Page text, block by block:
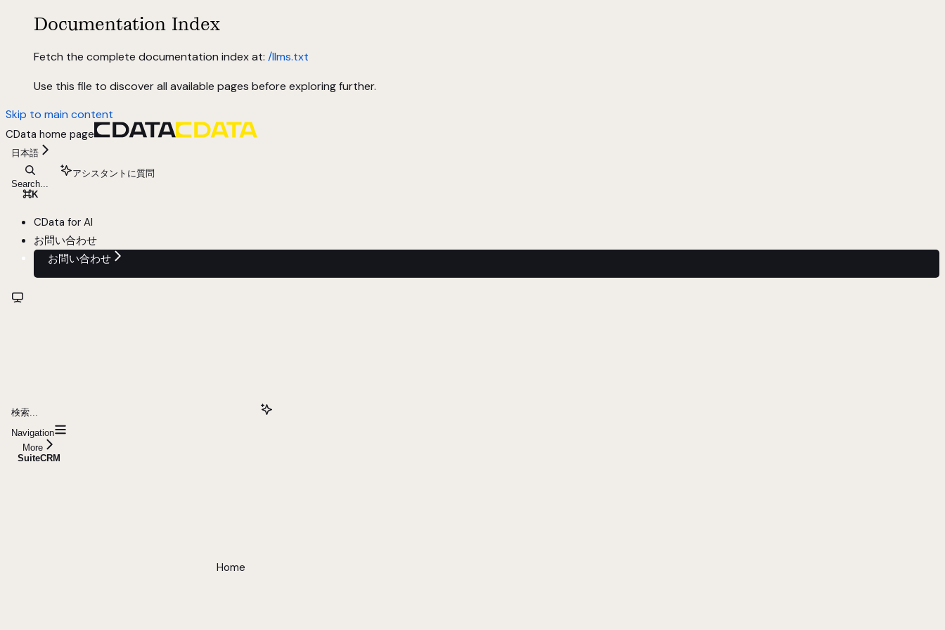
Documentation Index
Fetch the complete documentation index at: /llms.txt
Use this file to discover all available pages before exploring further.
Skip to main content
CData home page
日本語
Search...
⌘K
アシスタントに質問
CData for AI
お問い合わせ
お問い合わせ
検索...
Navigation
More
SuiteCRM
Home